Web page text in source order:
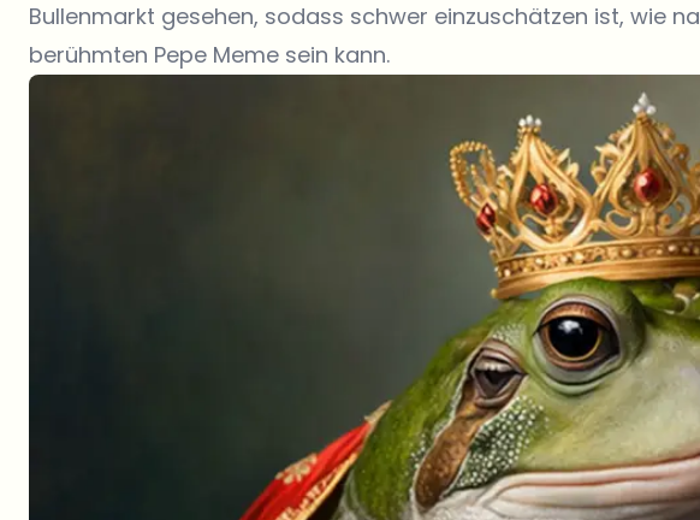
Bullenmarkt gesehen, sodass schwer einzuschätzen ist, wie
berühmten Pepe Meme sein kann.